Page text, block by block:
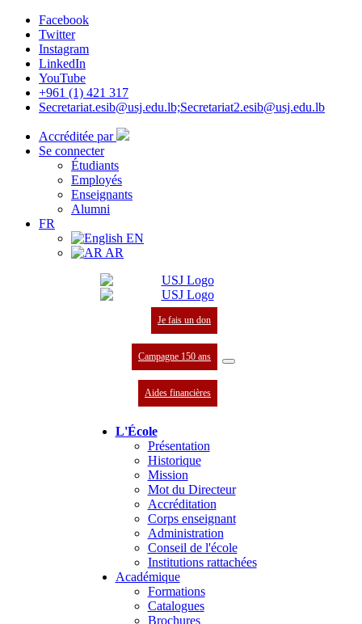
Facebook
Twitter
Instagram
LinkedIn
YouTube
+961 (1) 421 317
Secretariat.esib@usj.edu.lb;Secretariat2.esib@usj.edu.lb
Accréditée par
Se connecter
Étudiants
Employés
Enseignants
Alumni
FR
EN
AR
Je fais un don
Campagne 150 ans
Aides financières
L'École
Présentation
Historique
Mission
Mot du Directeur
Accréditation
Corps enseignant
Administration
Conseil de l'école
Institutions rattachées
Académique
Formations
Catalogues
Brochures